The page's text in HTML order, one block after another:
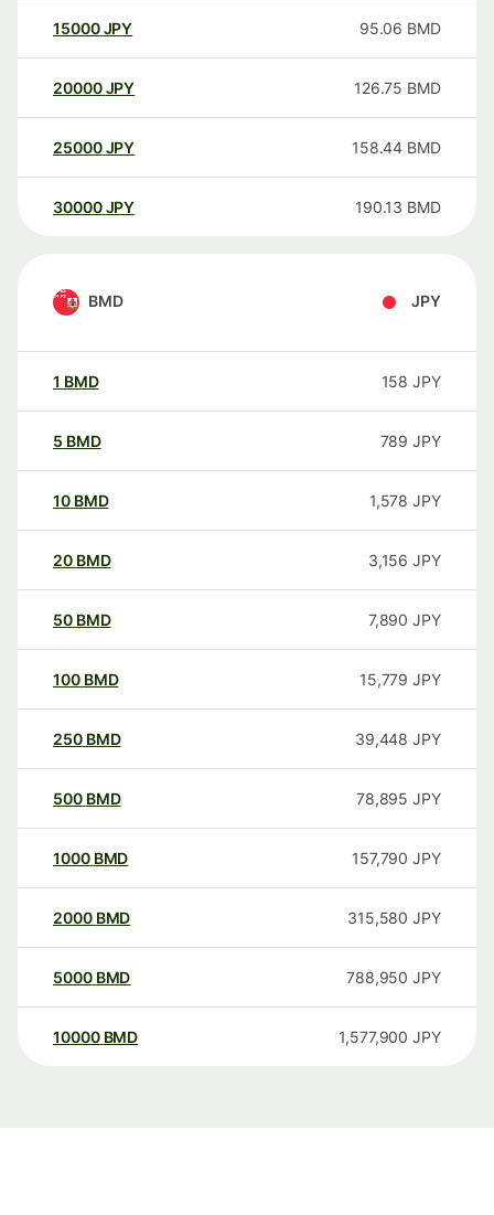
15000 JPY 95.06 BMD
20000 JPY 126.75 BMD
25000 JPY 158.44 BMD
30000 JPY 190.13 BMD
BMD JPY
1 BMD 158 JPY
5 BMD 789 JPY
10 BMD 1,578 JPY
20 BMD 3,156 JPY
50 BMD 7,890 JPY
100 BMD 15,779 JPY
250 BMD 39,448 JPY
500 BMD 78,895 JPY
1000 BMD 157,790 JPY
2000 BMD 315,580 JPY
5000 BMD 788,950 JPY
10000 BMD 1,577,900 JPY